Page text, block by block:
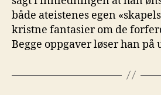
både ateistenes egen
kristne fantasier om de
Begge oppgaver løser han på